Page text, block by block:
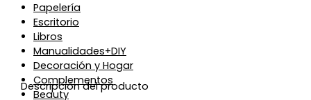
Papelería
Escritorio
Libros
Manualidades+DIY
Decoración y Hogar
Complementos
Beauty
Descripción del producto